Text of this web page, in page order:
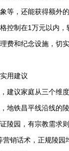
等，还能获得额外
控制在1万元以内
费和纪念设施，切
用建议
建议家庭从三个维
地铁昌平线沿线的
陵园，有宗教需求
销话术，正规陵